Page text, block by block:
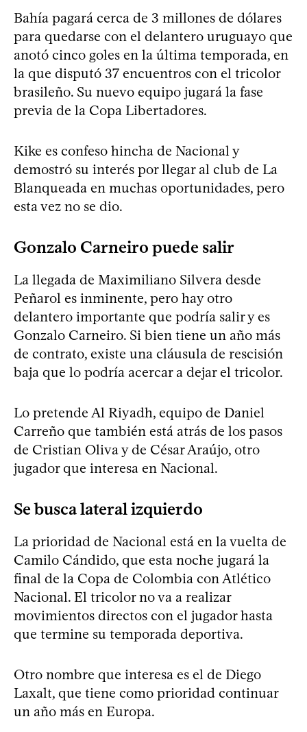
Bahía pagará cerca de 3 millones de dólares
para quedarse con el delantero uruguayo que
anotó cinco goles en la última temporada, en
la que disputó 37 encuentros con el tricolor
brasileño. Su nuevo equipo jugará la fase
previa de la Copa Libertadores.
Kike es confeso hincha de Nacional y
demostró su interés por llegar al club de La
Blanqueada en muchas oportunidades, pero
esta vez no se dio.
Gonzalo Carneiro puede salir
La llegada de Maximiliano Silvera desde
Peñarol es inminente, pero hay otro
delantero importante que podría salir y es
Gonzalo Carneiro. Si bien tiene un año más
de contrato, existe una cláusula de rescisión
baja que lo podría acercar a dejar el tricolor.
Lo pretende Al Riyadh, equipo de Daniel
Carreño que también está atrás de los pasos
de Cristian Oliva y de César Araújo, otro
jugador que interesa en Nacional.
Se busca lateral izquierdo
La prioridad de Nacional está en la vuelta de
Camilo Cándido, que esta noche jugará la
final de la Copa de Colombia con Atlético
Nacional. El tricolor no va a realizar
movimientos directos con el jugador hasta
que termine su temporada deportiva.
Otro nombre que interesa es el de Diego
Laxalt, que tiene como prioridad continuar
un año más en Europa.